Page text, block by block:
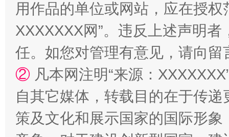
用作品的单位或网站，应在授
XXXXXXX网”。违反上述声明
任。如您对管理有意见，请向
② 凡本网注明“来源：
自其它媒体，转载目的在于传
策及文化和展示国家的国际形